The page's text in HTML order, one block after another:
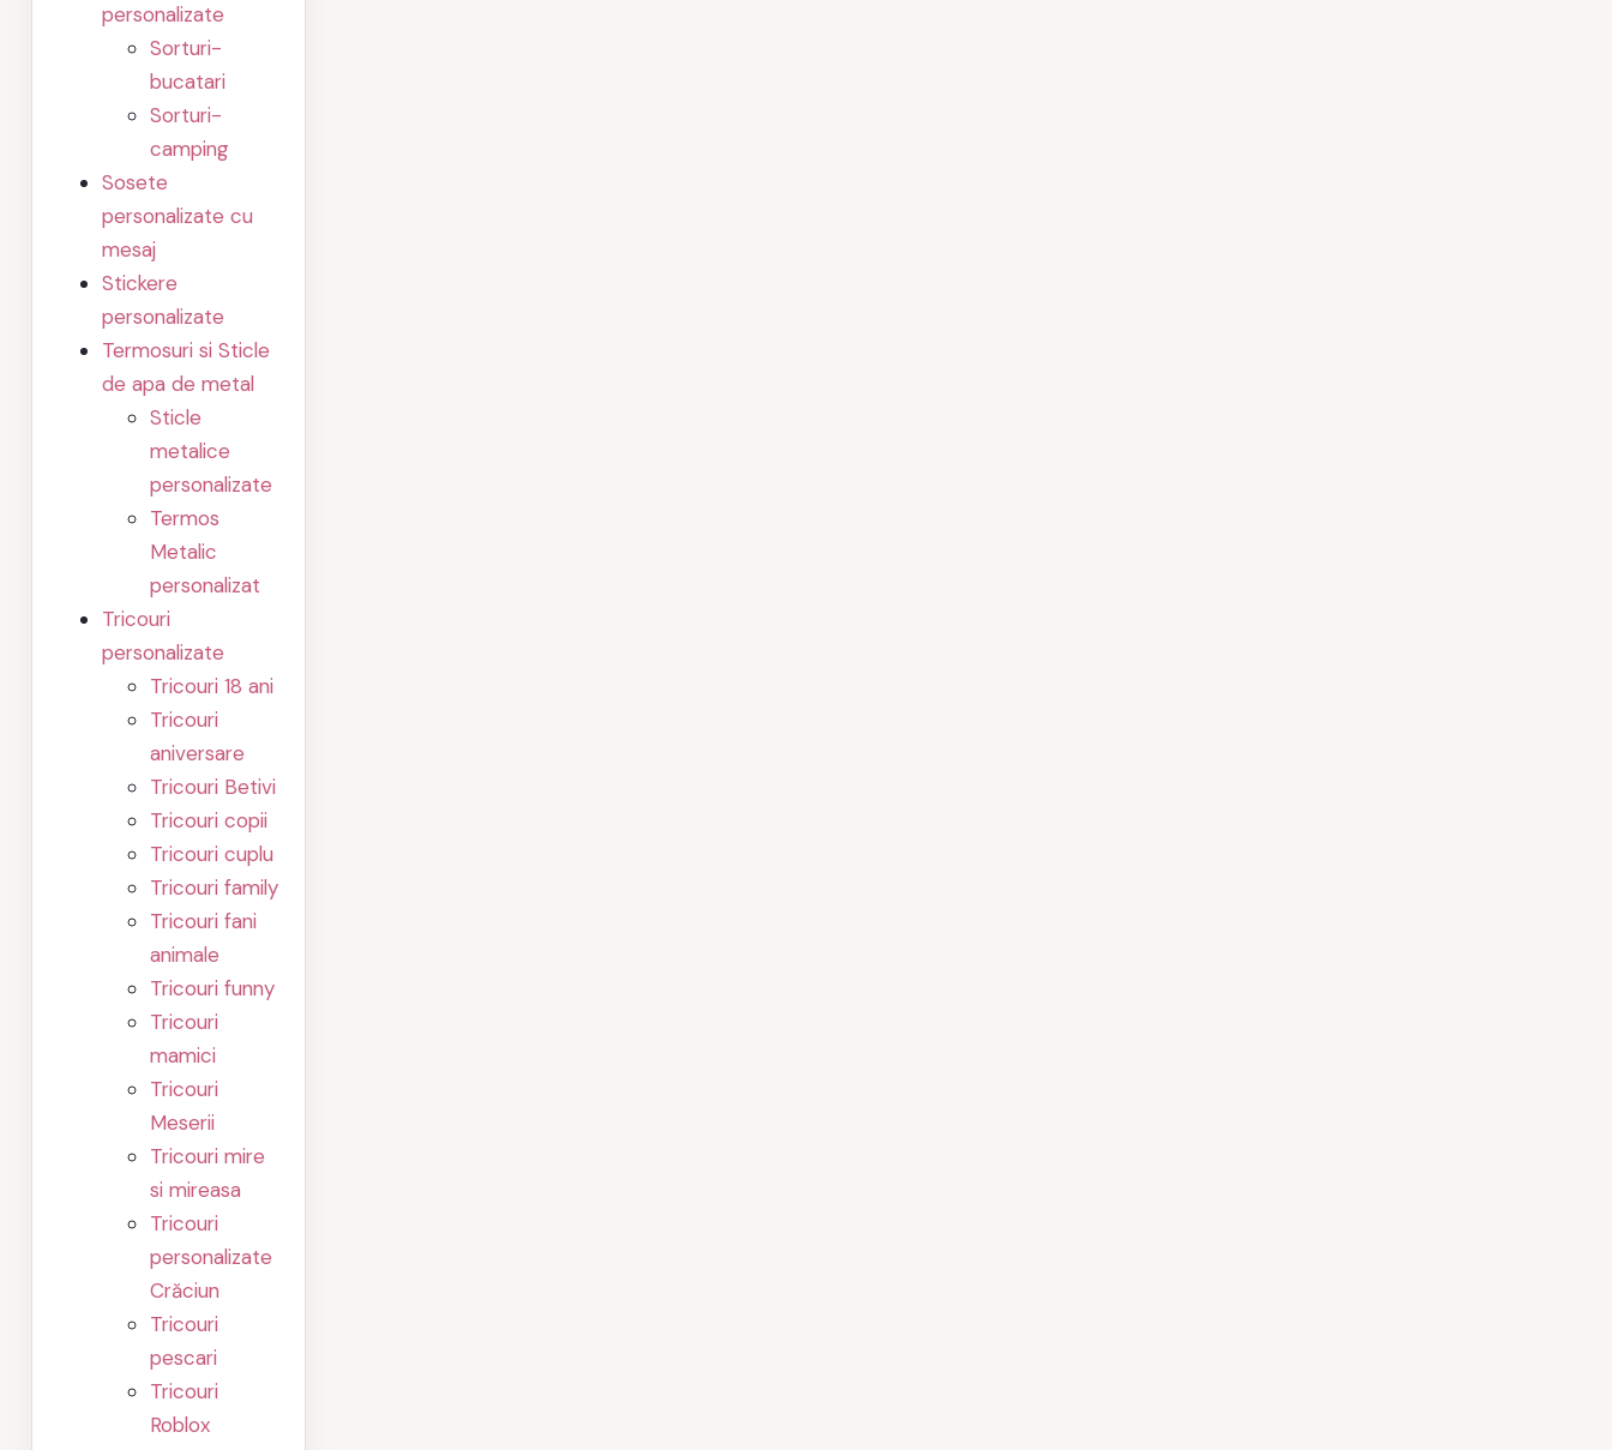
personalizate
Sorturi-
bucatari
Sorturi-
camping
Sosete
personalizate cu
mesaj
Stickere
personalizate
Termosuri si Sticle
de apa de metal
Sticle
metalice
personalizate
Termos
Metalic
personalizat
Tricouri
personalizate
Tricouri 18 ani
Tricouri
aniversare
Tricouri Betivi
Tricouri copii
Tricouri cuplu
Tricouri family
Tricouri fani
animale
Tricouri funny
Tricouri
mamici
Tricouri
Meserii
Tricouri mire
si mireasa
Tricouri
personalizate
Crăciun
Tricouri
pescari
Tricouri
Roblox